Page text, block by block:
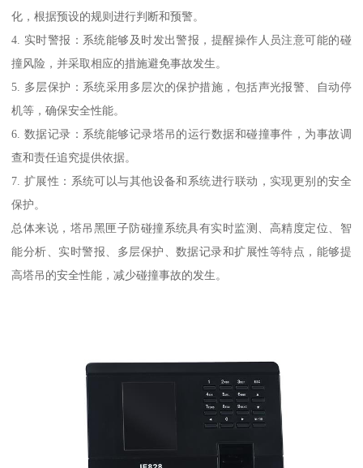
化，根据预设的规则进行判断和预警。
4. 实时警报：系统能够及时发出警报，提醒操作人员注意可能的碰
撞风险，并采取相应的措施避免事故发生。
5. 多层保护：系统采用多层次的保护措施，包括声光报警、自动停
机等，确保安全性能。
6. 数据记录：系统能够记录塔吊的运行数据和碰撞事件，为事故调
查和责任追究提供依据。
7. 扩展性：系统可以与其他设备和系统进行联动，实现更别的安全
保护。
总体来说，塔吊黑匣子防碰撞系统具有实时监测、高精度定位、智
能分析、实时警报、多层保护、数据记录和扩展性等特点，能够提
高塔吊的安全性能，减少碰撞事故的发生。